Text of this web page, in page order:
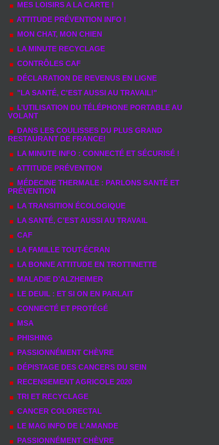
MES LOISIRS A LA CARTE !
ATTITUDE PRÉVENTION INFO !
MON CHAT, MON CHIEN
LA MINUTE RECYCLAGE
CONTRÔLES CAF
DÉCLARATION DE REVENUS EN LIGNE
"LA SANTÉ, C'EST AUSSI AU TRAVAIL!"
L’UTILISATION DU TÉLÉPHONE PORTABLE AU
VOLANT
DANS LES COULISSES DU PLUS GRAND
RESTAURANT DE FRANCE!
LA MINUTE INFO : CONNECTÉ ET SÉCURISÉ !
ATTITUDE PRÉVENTION
MÉDECINE THERMALE : PARLONS SANTÉ ET
PRÉVENTION
LA TRANSITION ÉCOLOGIQUE
LA SANTÉ, C’EST AUSSI AU TRAVAIL
CAF
LA FAMILLE TOUT-ÉCRAN
LA BONNE ATTITUDE EN TROTTINETTE
MALADIE D’ALZHEIMER
LE DEUIL : ET SI ON EN PARLAIT
CONNECTÉ ET PROTÉGÉ
MSA
PHISHING
PASSIONNÉMENT CHÈVRE
DÉPISTAGE DES CANCERS DU SEIN
RECENSEMENT AGRICOLE 2020
TRI ET RECYCLAGE
CANCER COLORECTAL
LE MAG INFO DE L’AMANDE
PASSIONNÉMENT CHÈVRE